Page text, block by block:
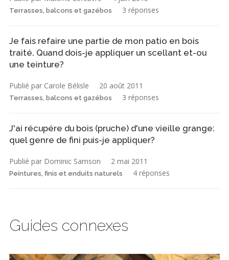
Terrasses, balcons et gazébos 3 réponses
Je fais refaire une partie de mon patio en bois
traité. Quand dois-je appliquer un scellant et-ou
une teinture?
Publié par Carole Bélisle 20 août 2011
Terrasses, balcons et gazébos 3 réponses
J'ai récupére du bois (pruche) d'une vieille grange:
quel genre de fini puis-je appliquer?
Publié par Dominic Samson 2 mai 2011
Peintures, finis et enduits naturels 4 réponses
Guides connexes